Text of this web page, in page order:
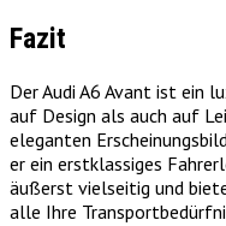
Fazit
Der Audi A6 Avant ist ein
auf Design als auch auf
eleganten
er ein erstklassiges
äußerst vielseitig und
alle Ihre